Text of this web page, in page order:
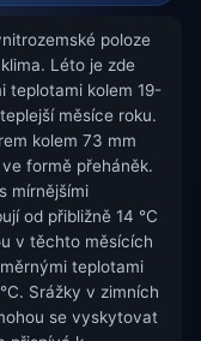
poloze
Léto je zde
teplotami kolem 19-
měsíce roku.
kolem 73 mm
formě přeháněk.
mírnějšími
od přibližně 14 °C
v těchto měsících
teplotami
Srážky v zimních
se vyskytovat